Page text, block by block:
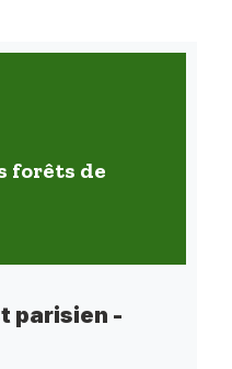
forêts de
parisien -